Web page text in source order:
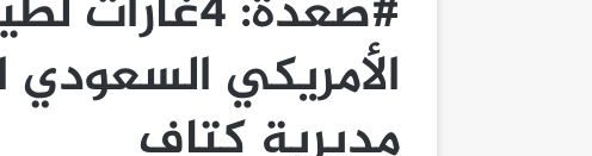
الأمريكي السعودي